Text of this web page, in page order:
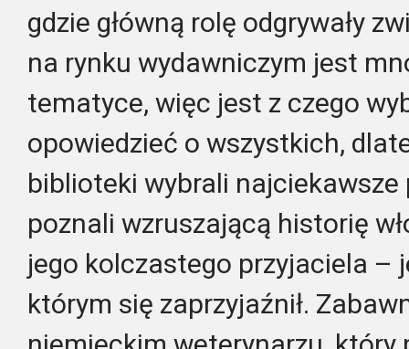
gdzie główną rolę odgrywały
na rynku wydawniczym jest
tematyce, więc jest z czego
opowiedzieć o wszystkich,
biblioteki wybrali najciekawsze
poznali wzruszającą historię
jego kolczastego przyjaciela –
którym się zaprzyjaźnił.